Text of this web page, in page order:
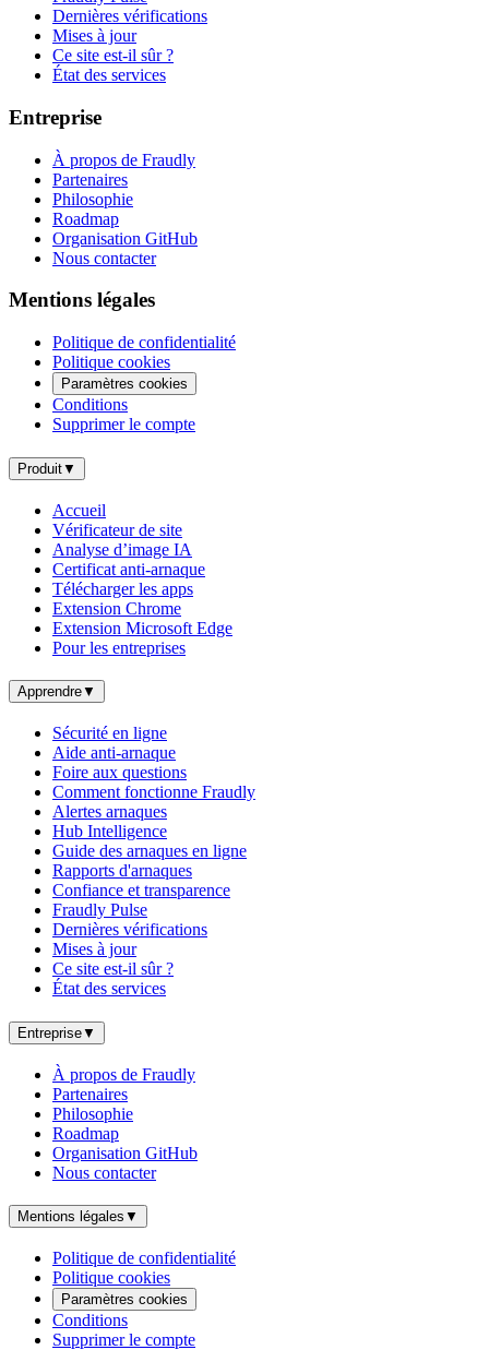
Dernières vérifications
Mises à jour
Ce site est-il sûr ?
État des services
Entreprise
À propos de Fraudly
Partenaires
Philosophie
Roadmap
Organisation GitHub
Nous contacter
Mentions légales
Politique de confidentialité
Politique cookies
Paramètres cookies
Conditions
Supprimer le compte
Produit▼
Accueil
Vérificateur de site
Analyse d’image IA
Certificat anti-arnaque
Télécharger les apps
Extension Chrome
Extension Microsoft Edge
Pour les entreprises
Apprendre▼
Sécurité en ligne
Aide anti-arnaque
Foire aux questions
Comment fonctionne Fraudly
Alertes arnaques
Hub Intelligence
Guide des arnaques en ligne
Rapports d'arnaques
Confiance et transparence
Fraudly Pulse
Dernières vérifications
Mises à jour
Ce site est-il sûr ?
État des services
Entreprise▼
À propos de Fraudly
Partenaires
Philosophie
Roadmap
Organisation GitHub
Nous contacter
Mentions légales ▼
Politique de confidentialité
Politique cookies
Paramètres cookies
Conditions
Supprimer le compte